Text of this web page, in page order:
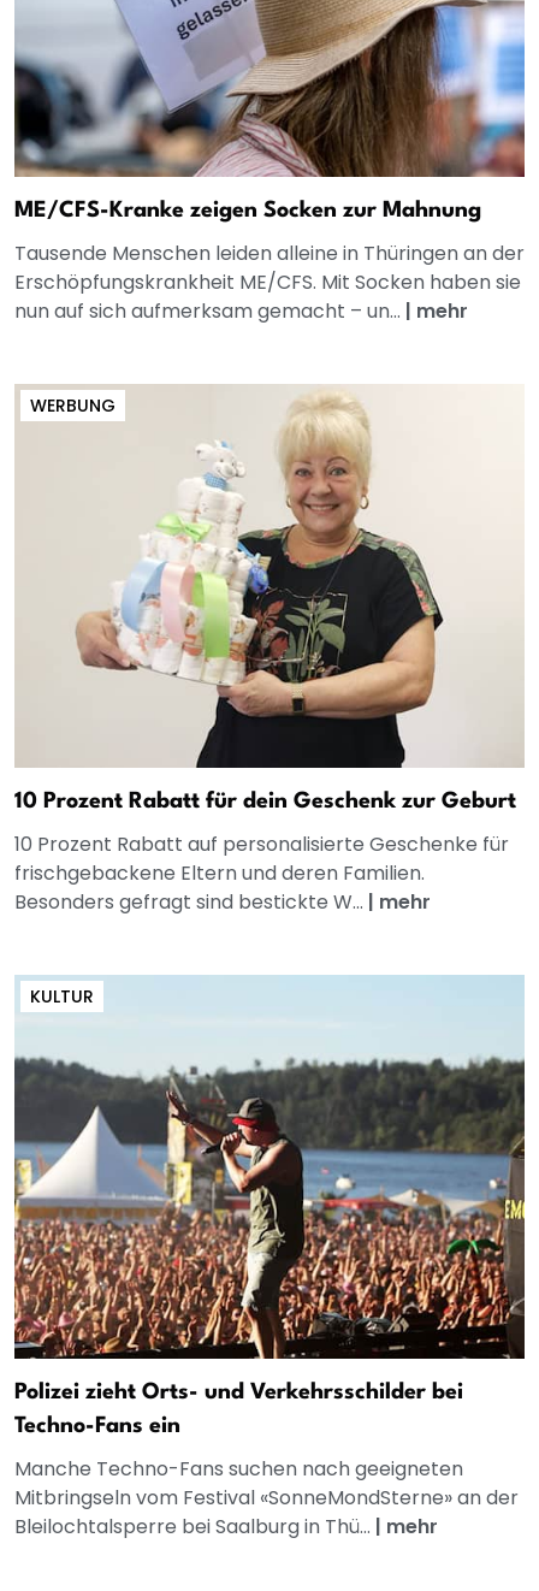
ME/CFS-Kranke zeigen Socken zur Mahnung
Tausende Menschen leiden alleine in Thüringen an der
Erschöpfungskrankheit ME/CFS. Mit Socken haben sie
nun auf sich aufmerksam gemacht – un... | mehr
WERBUNG
10 Prozent Rabatt für dein Geschenk zur Geburt
10 Prozent Rabatt auf personalisierte Geschenke für
frischgebackene Eltern und deren Familien.
Besonders gefragt sind bestickte W... | mehr
KULTUR
Polizei zieht Orts- und Verkehrsschilder bei
Techno-Fans ein
Manche Techno-Fans suchen nach geeigneten
Mitbringseln vom Festival «SonneMondSterne» an der
Bleilochtalsperre bei Saalburg in Thü... | mehr